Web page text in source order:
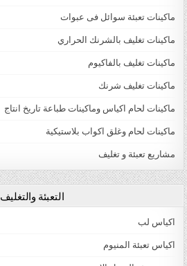
ماكينات تعبئة سوائل فى عبوات
ماكينات تغليف بالشرنك الحراري
ماكينات تغليف بالفاكيوم
ماكينات تغليف شرنك
ماكينات لحام اكياس وماكينات طباعة تاريخ انتاج
ماكينات لحام وغلق اكواب بلاستيكية
مشاريع تعبئة و تغليف
التعبئة والتغليف
اكياس لب
اكياس تعبئة المنيوم